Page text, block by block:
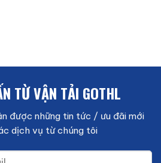
TỪ VẬN TẢI GOTHL
được những tin tức / ưu đãi mới
dịch vụ từ chúng tôi